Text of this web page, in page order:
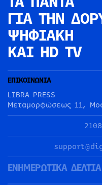
ΓΙΑ ΤΗΝ
ΨΗΦΙΑΚΗ
ΚΑΙ HD TV
ΕΠΙΚΟΙΝΩΝΙΑ
LIBRA PRESS
Μεταμορφώσεως 11,
ΕΝΗΜΕΡΩΤΙΚΑ ΔΕΛΤΙΑ